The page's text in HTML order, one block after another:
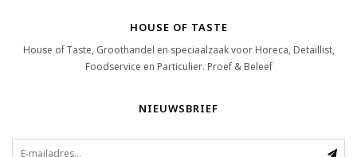
HOUSE OF TASTE
House of Taste, Groothandel en speciaalzaak voor Horeca, Detaillist,
Foodservice en Particulier. Proef & Beleef
NIEUWSBRIEF